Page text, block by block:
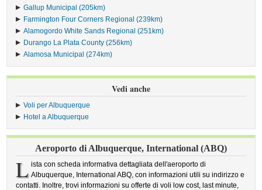
Gallup Municipal (205km)
Farmington Four Corners Regional (239km)
Alamogordo White Sands Regional (251km)
Durango La Plata County (256km)
Alamosa Municipal (274km)
Vedi anche
Voli per Albuquerque
Hotel a Albuquerque
Aeroporto di Albuquerque, International (ABQ)
L ista con scheda informativa dettagliata dell'aeroporto di
Albuquerque, International ABQ, con informazioni utili su indirizzo e
contatti. Inoltre, trovi informazioni su offerte di voli low cost, last minute,